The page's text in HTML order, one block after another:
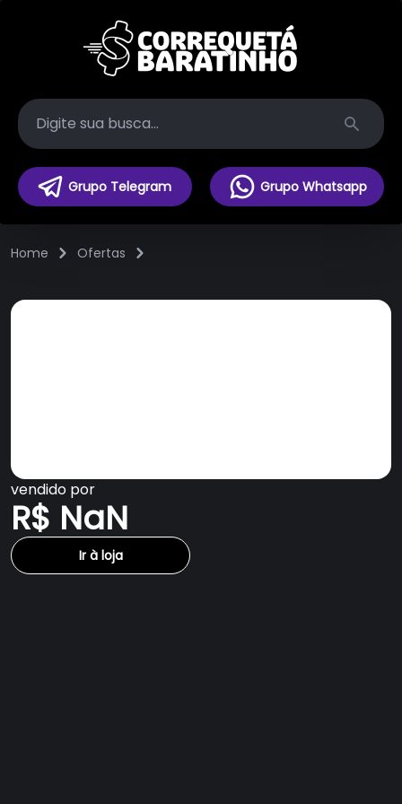
Search
Grupo Telegram Grupo Whatsapp
Home Ofertas
vendido por
R$ NaN
Ir à loja